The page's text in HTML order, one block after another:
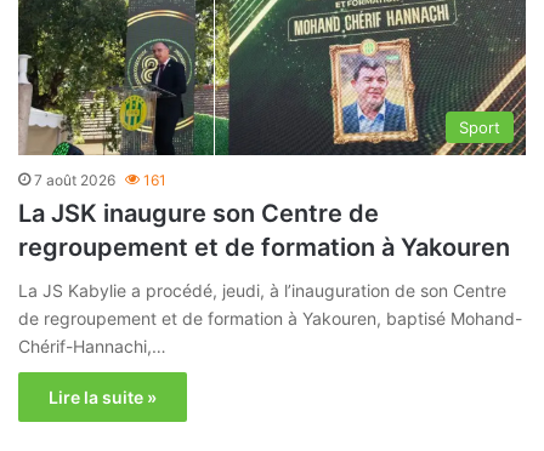
Sport
7 août 2026 161
La JSK inaugure son Centre de
regroupement et de formation à Yakouren
La JS Kabylie a procédé, jeudi, à l’inauguration de son Centre
de regroupement et de formation à Yakouren, baptisé Mohand-
Chérif-Hannachi,…
Lire la suite »